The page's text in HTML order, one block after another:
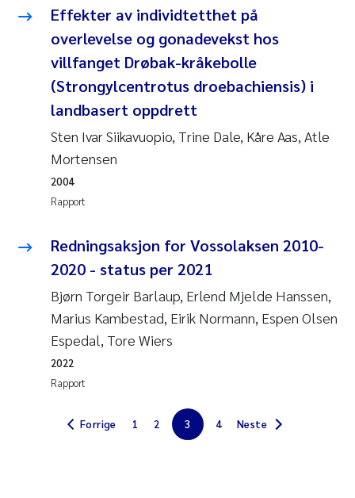
Susan Skogtvedt Røed
Belinda Valdecanas
Elianne Dunthorn Egge
Elisabeth Lie
Froukje Maria Platjouw
Jens Vedal
Louise Valestrand
Maria Thérése Hultman
Peter Stig Hansen
Jannicke Moe
Effekter av individtetthet på
overlevelse og gonadevekst hos
villfanget Drøbak-kråkebolle
(Strongylcentrotus droebachiensis) i
landbasert oppdrett
Sten Ivar Siikavuopio, Trine Dale, Kåre Aas, Atle
Mortensen
Rapport
2004
Redningsaksjon for Vossolaksen 2010-
2020 - status per 2021
Bjørn Torgeir Barlaup, Erlend Mjelde Hanssen,
Marius Kambestad, Eirik Normann, Espen Olsen
Espedal, Tore Wiers
Rapport
2022
Forrige 1 2 3 4 Neste